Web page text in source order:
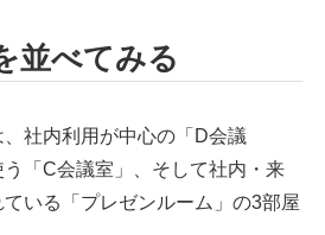
並べてみる
社内利用が中心の「D会議
「C会議室」、そして社内・来
いる「プレゼンルーム」の3部屋